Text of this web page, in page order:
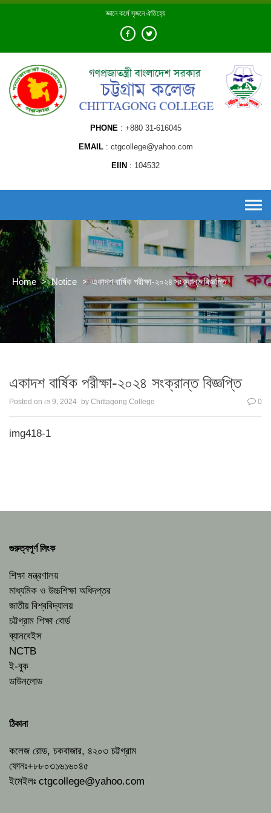
Skip
জ্ঞানে কর্মে সৃজনে ঐতিহ্যে
PHONE +880 31-616045
EMAIL ctgcollege@yahoo.com
EIIN 104532
Home > Notice > একাদশ বার্ষিক পরীক্ষা-২০২৪ সংক্রান্ত বিজ্ঞপ্তি
একাদশ বার্ষিক পরীক্ষা-২০২৪ সংক্রান্ত বিজ্ঞপ্তি
Posted on মে 9, 2024 by Chittagong College 0
img418-1
গুরুত্বপূর্ণ লিংক
শিক্ষা মন্ত্রণালয়
মাধ্যমিক ও উচ্চশিক্ষা অধিদপ্তর
জাতীয় বিশ্ববিদ্যালয়
চট্টগ্রাম শিক্ষা বোর্ড
ব্যানবেইস
NCTB
ই-বুক
ডাউনলোড
ঠিকানা
কলেজ রোড, চকবাজার, ৪২০৩ চট্টগ্রাম
ফোনঃ+৮৮০৩১৬১৬০৪৫
ইমেইলঃ ctgcollege@yahoo.com